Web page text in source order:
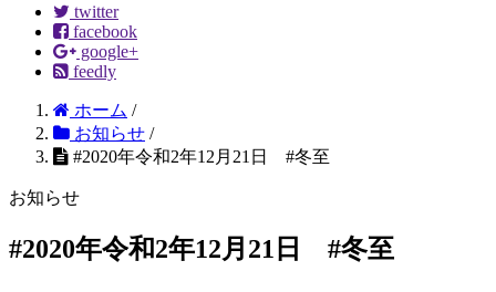
twitter
facebook
google+
feedly
ホーム /
お知らせ /
#2020年令和2年12月21日 #冬至
お知らせ
#2020年令和2年12月21日 #冬至